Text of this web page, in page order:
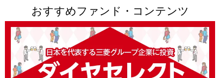
おすすめファンド・コンテンツ